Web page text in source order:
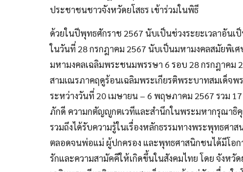
ประชาชนชาวจังหวัดยโสธร เข้าร่วมในพิธี
ด้วยในปีพุทธศักราช 2567 นับเป็นช่วงระยะเวลาอัน
ในวันที่ 28 กรกฎาคม 2567 นับเป็นมหามงคลสมัยพิเศ
มหามงคลเฉลิมพระชนมพรรษา 6 รอบ 28 กรกฎาคม
สามเณรภาคฤดูร้อนเฉลิมพระเกียรติพระบาทสมเด็จ
ระหว่างวันที่ 20 เมษายน – 6 พฤษภาคม 2567 รวม
ภักดี ความกตัญญูกตเวทีและสำนึกในพระมหากรุณาธิ
รวมถึงได้รับความรู้ในเรื่องหลักธรรมทางพระพุทธศ
ตลอดจนพ่อแม่ ผู้ปกครอง และพุทธศาสนิกชนได้มีโอก
รักและความสามัคคีให้เกิดขึ้นในสังคมไทย โดย จังห